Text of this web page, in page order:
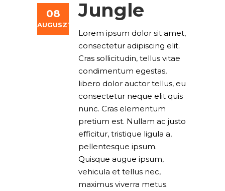
08
AUGUSZTUS
Jungle
Lorem ipsum dolor sit amet,
consectetur adipiscing elit.
Cras sollicitudin, tellus vitae
condimentum egestas,
libero dolor auctor tellus, eu
consectetur neque elit quis
nunc. Cras elementum
pretium est. Nullam ac justo
efficitur, tristique ligula a,
pellentesque ipsum.
Quisque augue ipsum,
vehicula et tellus nec,
maximus viverra metus.